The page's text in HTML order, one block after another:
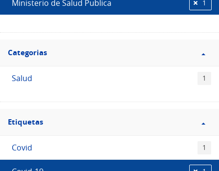
Ministerio de Salud Publica 1
Filtro
Categorias
Categorias
Salud 1
Filtro
Etiquetas
Etiquetas
Covid 1